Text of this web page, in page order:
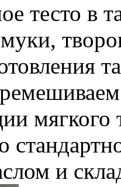
тесто в
мягкого
и